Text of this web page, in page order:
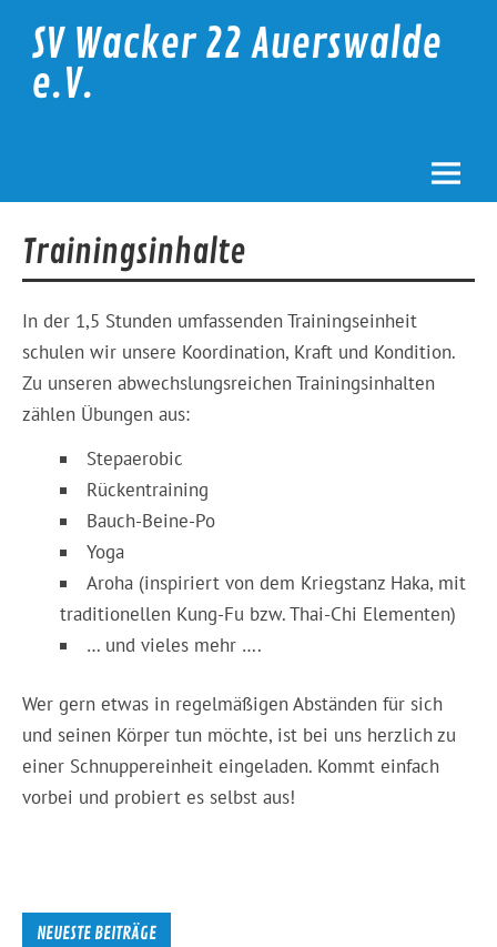
contentSV Wacker 22 Auerswalde
e.V.
Trainingsinhalte
In der 1,5 Stunden umfassenden Trainingseinheit
schulen wir unsere Koordination, Kraft und Kondition.
Zu unseren abwechslungsreichen Trainingsinhalten
zählen Übungen aus:
Stepaerobic
Rückentraining
Bauch-Beine-Po
Yoga
Aroha (inspiriert von dem Kriegstanz Haka, mit
traditionellen Kung-Fu bzw. Thai-Chi Elementen)
… und vieles mehr ….
Wer gern etwas in regelmäßigen Abständen für sich
und seinen Körper tun möchte, ist bei uns herzlich zu
einer Schnuppereinheit eingeladen. Kommt einfach
vorbei und probiert es selbst aus!
NEUESTE BEITRÄGE